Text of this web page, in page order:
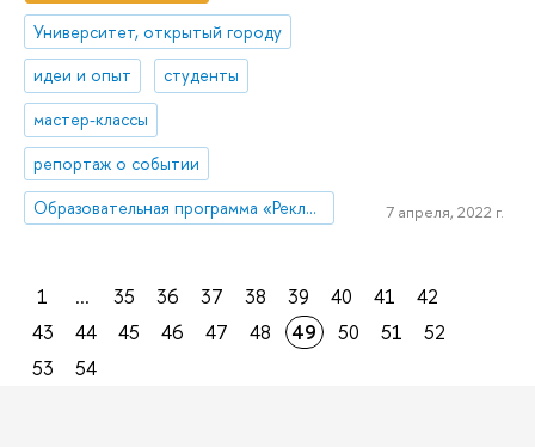
Университет, открытый городу
идеи и опыт
студенты
мастер-классы
репортаж о событии
Образовательная программа «Реклама и связи с общественностью»
7 апреля, 2022 г.
1 ... 35 36 37 38 39 40 41
42
43
44 45 46 47 48 49 50 51
52
53
54